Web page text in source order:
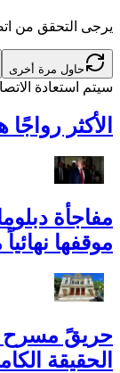
يرجى التحقق من
حاول مرة أخرى
سيتم استعادة
الأكثر
مفاجأة
موقفها
حريقً مسرح
الحقيقة